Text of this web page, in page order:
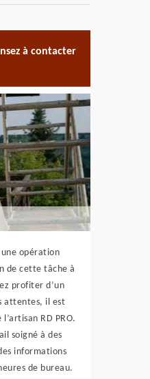
à contacter
opération
de cette tâche à
profiter d’un
attentes, il est
RD PRO.
soigné à des
informations
de bureau.